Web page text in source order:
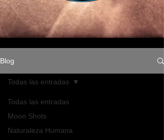
Blog
Todas las entradas
Moon Shots
Naturaleza Humana
Todas las entradas